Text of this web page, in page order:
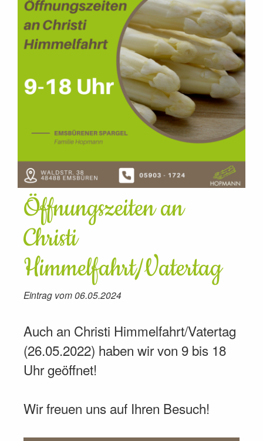
Öffnungszeiten an
Christi
Himmelfahrt/Vatertag
Eintrag vom 06.05.2024
Auch an Christi Himmelfahrt/Vatertag
(26.05.2022) haben wir von 9 bis 18
Uhr geöffnet!
Wir freuen uns auf Ihren Besuch!